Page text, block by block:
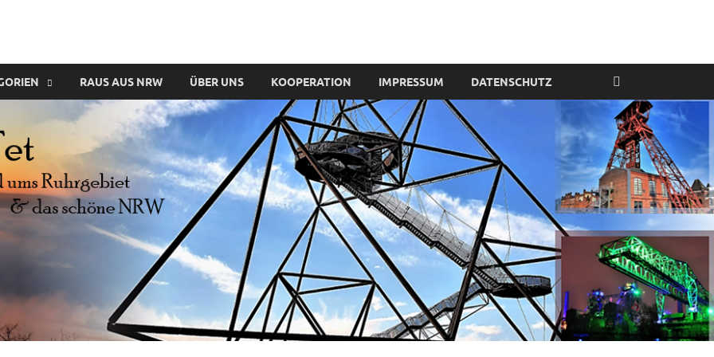
RAUS AUS NRW ÜBER UNS KOOPERATION IMPRESSUM DATENSCHUTZ